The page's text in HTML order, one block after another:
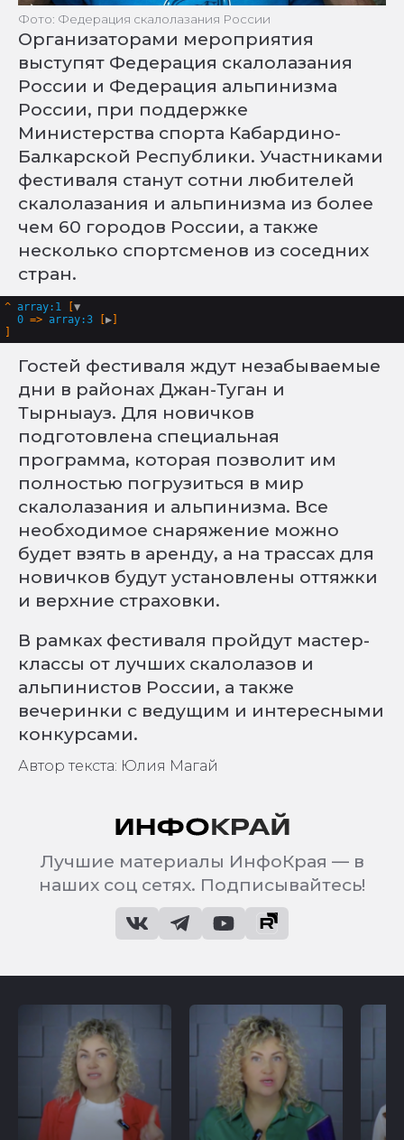
Фото: Федерация скалолазания России
Организаторами мероприятия
выступят Федерация скалолазания
России и Федерация альпинизма
России, при поддержке
Министерства спорта Кабардино-
Балкарской Республики. Участниками
фестиваля станут сотни любителей
скалолазания и альпинизма из более
чем 60 городов России, а также
несколько спортсменов из соседних
стран.
^ array:1 [▼
0 => array:3 [▶
Гостей фестиваля ждут незабываемые
дни в районах Джан-Туган и
Тырныауз. Для новичков
подготовлена специальная
программа, которая позволит им
полностью погрузиться в мир
скалолазания и альпинизма. Все
необходимое снаряжение можно
будет взять в аренду, а на трассах для
новичков будут установлены оттяжки
и верхние страховки.
В рамках фестиваля пройдут мастер-
классы от лучших скалолазов и
альпинистов России, а также
вечеринки с ведущим и интересными
конкурсами.
Автор текста: Юлия Магай
Лучшие материалы ИнфоКрая — в
наших соц сетях. Подписывайтесь!